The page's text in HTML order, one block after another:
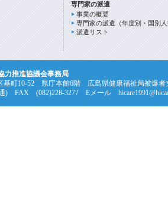
専門家の派遣
事業の概要
専門家の派遣（年度別・国別
派遣リスト
力推進協議会事務局
基町10-52 県庁本館6階 広島県健康福祉局被爆者
) FAX (082)228-3277 Eメール